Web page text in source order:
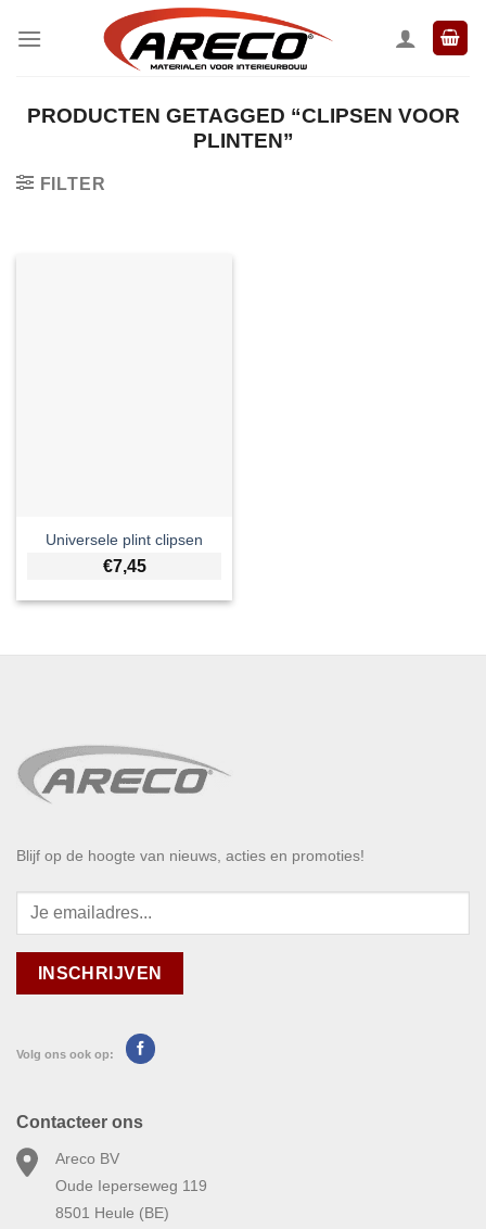
naar
PRODUCTEN GETAGGED “CLIPSEN VOOR
PLINTEN”
FILTER
Universele plint clipsen
€7,45
Blijf op de hoogte van nieuws, acties en promoties!
Volg ons ook op:
Contacteer ons
Areco BV
Oude Ieperseweg 119
8501 Heule (BE)